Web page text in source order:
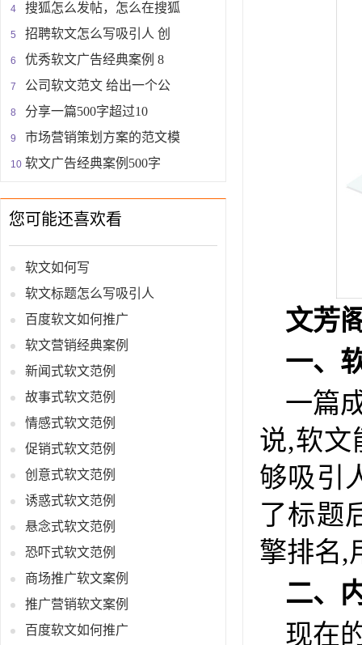
搜狐怎么发帖，怎么在搜狐
招聘软文怎么写吸引人 创
优秀软文广告经典案例 8
公司软文范文 给出一个公
分享一篇500字超过10
市场营销策划方案的范文模
软文广告经典案例500字
您可能还喜欢看
软文如何写
软文标题怎么写吸引人
百度软文如何推广
软文营销经典案例
新闻式软文范例
故事式软文范例
情感式软文范例
促销式软文范例
创意式软文范例
诱惑式软文范例
悬念式软文范例
恐吓式软文范例
商场推广软文案例
推广营销软文案例
百度软文如何推广
文芳
一、
一篇
说,软文
够吸引
了标题
擎排名,
二、
现在